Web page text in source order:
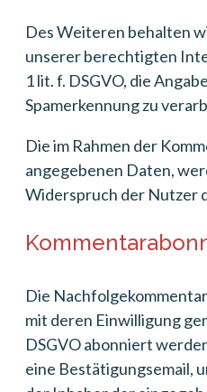
Des Weiteren behalten
unserer berechtigten
1 lit. f. DSGVO, die
Spamerkennung zu
Die im Rahmen der
angegebenen Daten,
Widerspruch der Nutzer
Die
mit deren Einwilligung
DSGVO abonniert
eine Bestätigungsemail,